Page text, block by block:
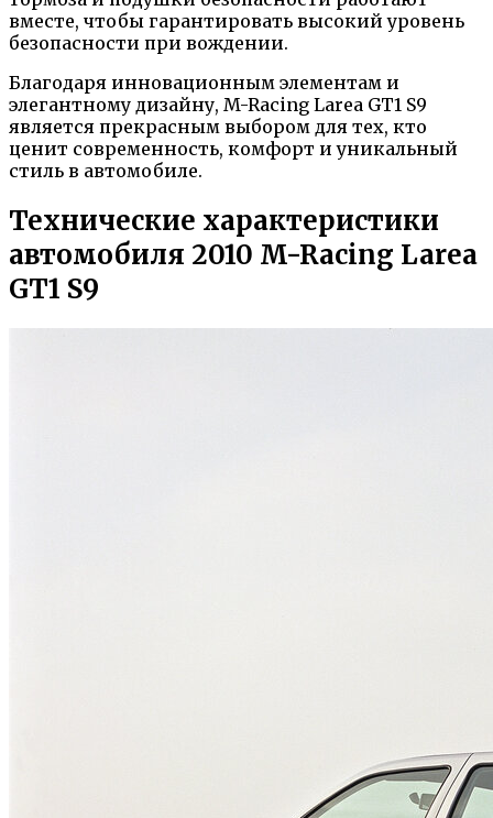
вместе, чтобы гарантировать высокий уровень
безопасности при вождении.
Благодаря инновационным элементам и
элегантному дизайну, M-Racing Larea GT1 S9
является прекрасным выбором для тех, кто
ценит современность, комфорт и уникальный
стиль в автомобиле.
Технические характеристики
автомобиля 2010 M-Racing Larea
GT1 S9